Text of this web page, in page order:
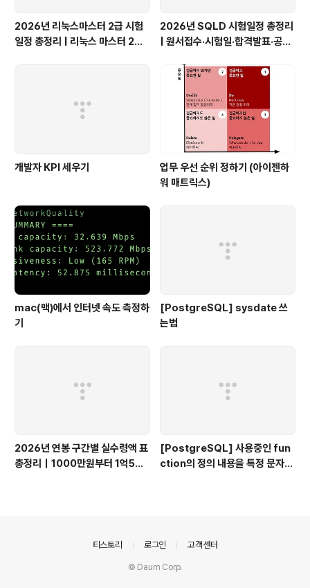
2026년 리눅스마스터 2급 시험
일정 총정리 | 리눅스 마스터 2급 1
2026년 SQLD 시험일정 총정리
| 원서접수·시험일·합격발표·공부
개발자 KPI 세우기
업무 우선 순위 정하기 (아이젠하
워 매트릭스)
mac(맥)에서 인터넷 속도 측정하
기
[PostgreSQL] sysdate 쓰
는법
2026년 연봉 구간별 실수령액 표
총정리｜1000만원부터 1억5천
[PostgreSQL] 사용중인 fun
ction의 정의 내용을 특정 문자열
티스토리 로그인 고객센터
© Daum Corp.